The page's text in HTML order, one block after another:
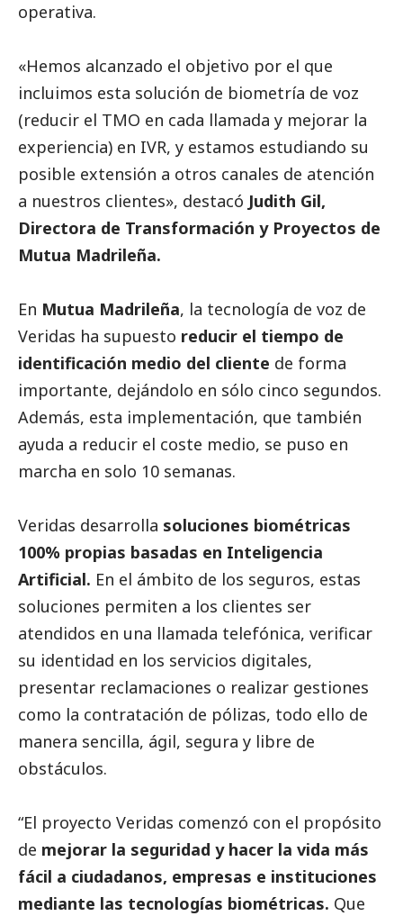
operativa.
«Hemos alcanzado el objetivo por el que
incluimos esta solución de biometría de voz
(reducir el TMO en cada llamada y mejorar la
experiencia) en IVR, y estamos estudiando su
posible extensión a otros canales de atención
a nuestros clientes», destacó Judith Gil,
Directora de Transformación y Proyectos de
Mutua Madrileña.
En Mutua Madrileña, la tecnología de voz de
Veridas ha supuesto reducir el tiempo de
identificación medio del cliente de forma
importante, dejándolo en sólo cinco segundos.
Además, esta implementación, que también
ayuda a reducir el coste medio, se puso en
marcha en solo 10 semanas.
Veridas desarrolla soluciones biométricas
100% propias basadas en Inteligencia
Artificial. En el ámbito de los seguros, estas
soluciones permiten a los clientes ser
atendidos en una llamada telefónica, verificar
su identidad en los servicios digitales,
presentar reclamaciones o realizar gestiones
como la contratación de pólizas, todo ello de
manera sencilla, ágil, segura y libre de
obstáculos.
“El proyecto Veridas comenzó con el propósito
de mejorar la seguridad y hacer la vida más
fácil a ciudadanos, empresas e instituciones
mediante las tecnologías biométricas. Que